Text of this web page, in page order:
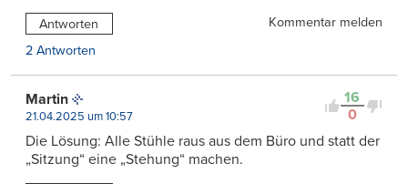
Antworten
Kommentar melden
2 Antworten
16
0
Martin
21.04.2025 um 10:57
Die Lösung: Alle Stühle raus aus dem Büro und statt der
„Sitzung“ eine „Stehung“ machen.